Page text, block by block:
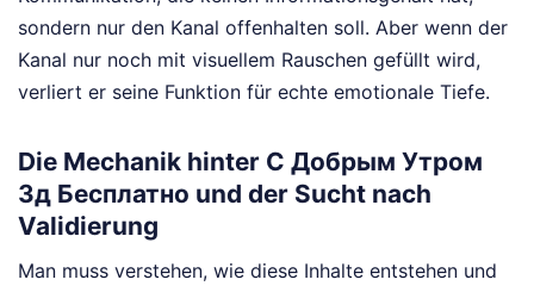
sondern nur den Kanal offenhalten soll. Aber wenn der
Kanal nur noch mit visuellem Rauschen gefüllt wird,
verliert er seine Funktion für echte emotionale Tiefe.
Die Mechanik hinter С Добрым Утром
3д Бесплатно und der Sucht nach
Validierung
Man muss verstehen, wie diese Inhalte entstehen und